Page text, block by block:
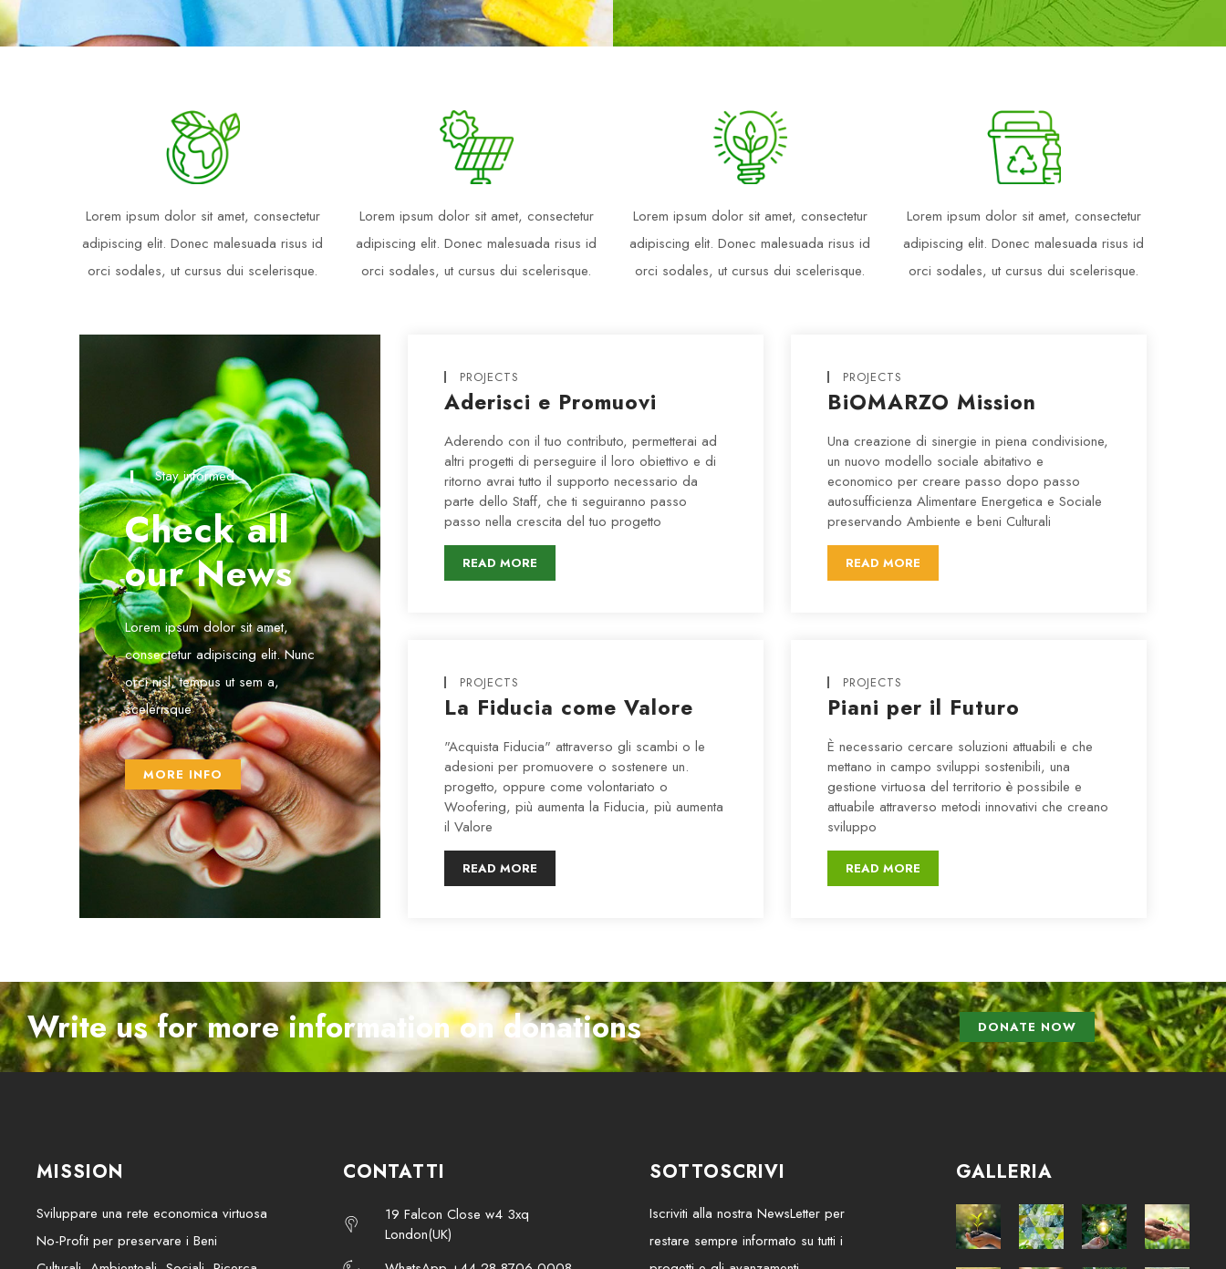
Lorem ipsum dolor sit amet, consectetur
adipiscing elit. Donec malesuada risus id
orci sodales, ut cursus dui scelerisque.
Lorem ipsum dolor sit amet, consectetur
adipiscing elit. Donec malesuada risus id
orci sodales, ut cursus dui scelerisque.
Lorem ipsum dolor sit amet, consectetur
adipiscing elit. Donec malesuada risus id
orci sodales, ut cursus dui scelerisque.
Lorem ipsum dolor sit amet, consectetur
adipiscing elit. Donec malesuada risus id
orci sodales, ut cursus dui scelerisque.
Stay informed
Check all
our News
Lorem ipsum dolor sit amet,
consectetur adipiscing elit. Nunc
orci nisl, tempus ut sem a,
scelerisque
MORE INFO
PROJECTS
Aderisci e Promuovi
Aderendo con il tuo contributo, permetterai ad
altri progetti di perseguire il loro obiettivo e di
ritorno avrai tutto il supporto necessario da
parte dello Staff, che ti seguiranno passo
passo nella crescita del tuo progetto
READ MORE
PROJECTS
BiOMARZO Mission
Una creazione di sinergie in piena condivisione,
un nuovo modello sociale abitativo e
economico per creare passo dopo passo
autosufficienza Alimentare Energetica e Sociale
preservando Ambiente e beni Culturali
READ MORE
PROJECTS
La Fiducia come Valore
"Acquista Fiducia" attraverso gli scambi o le
adesioni per promuovere o sostenere un.
progetto, oppure come volontariato o
Woofering, più aumenta la Fiducia, più aumenta
il Valore
READ MORE
PROJECTS
Piani per il Futuro
È necessario cercare soluzioni attuabili e che
mettano in campo sviluppi sostenibili, una
gestione virtuosa del territorio è possibile e
attuabile attraverso metodi innovativi che creano
sviluppo
READ MORE
Write us for more information on donations DONATE NOW
MISSION
Sviluppare una rete economica virtuosa
No-Profit per preservare i Beni
CONTATTI
19 Falcon Close w4 3xq
London(UK)
SOTTOSCRIVI
Iscriviti alla nostra NewsLetter per
restare sempre informato su tutti i
GALLERIA